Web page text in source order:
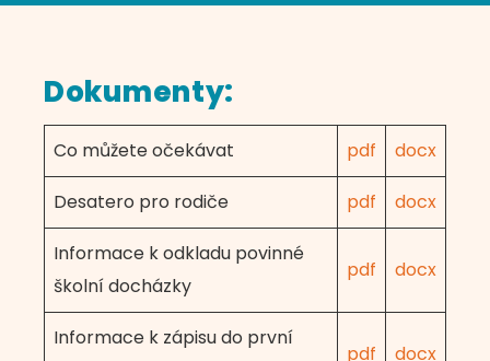
Dokumenty:
Co můžete očekávat pdf docx
Desatero pro rodiče pdf docx
Informace k odkladu povinné
školní docházky
pdf docx
Informace k zápisu do první
pdf docx